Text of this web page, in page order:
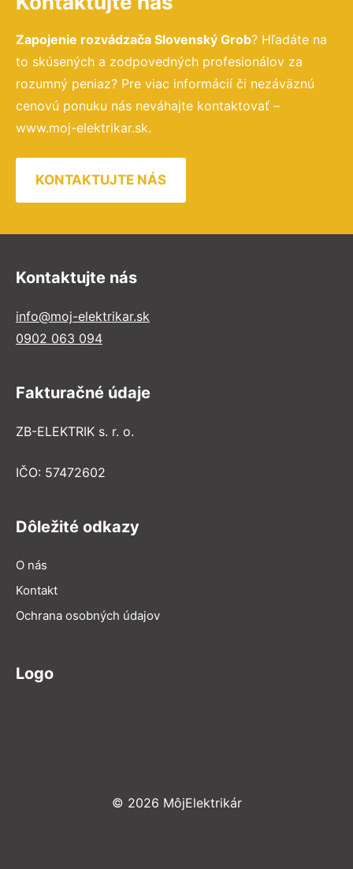
Zapojenie rozvádzača Slovenský Grob? Hľadáte na
to skúsených a zodpovedných profesionálov za
rozumný peniaz? Pre viac informácií či nezáväznú
cenovú ponuku nás neváhajte kontaktovať –
www.moj-elektrikar.sk.
KONTAKTUJTE NÁS
Kontaktujte nás
info@moj-elektrikar.sk
0902 063 094
Fakturačné údaje
ZB-ELEKTRIK s. r. o.
IČO: 57472602
Dôležité odkazy
O nás
Kontakt
Ochrana osobných údajov
Logo
© 2026 MôjElektrikár